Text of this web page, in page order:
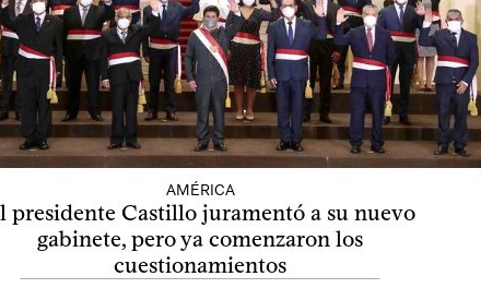
AMÉRICA
presidente Castillo juramentó a su nuevo
gabinete, pero ya comenzaron los
cuestionamientos